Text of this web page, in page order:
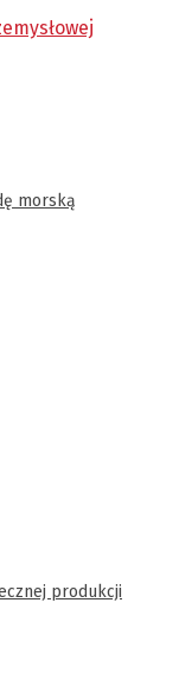
morską
produkcji